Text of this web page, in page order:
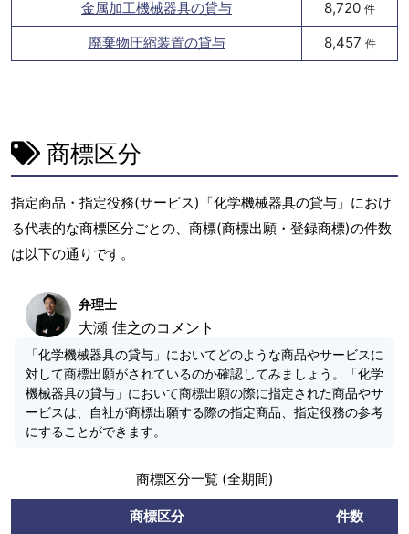
金属加工機械器具の貸与 8,720 件
廃棄物圧縮装置の貸与 8,457 件
商標区分
指定商品・指定役務(サービス)「化学機械器具の貸与」におけ
る代表的な商標区分ごとの、商標(商標出願・登録商標)の件数
は以下の通りです。
弁理士
大瀬 佳之のコメント
「化学機械器具の貸与」においてどのような商品やサービスに
対して商標出願がされているのか確認してみましょう。「化学
機械器具の貸与」において商標出願の際に指定された商品やサ
ービスは、自社が商標出願する際の指定商品、指定役務の参考
にすることができます。
商標区分一覧 (全期間)
商標区分
件数